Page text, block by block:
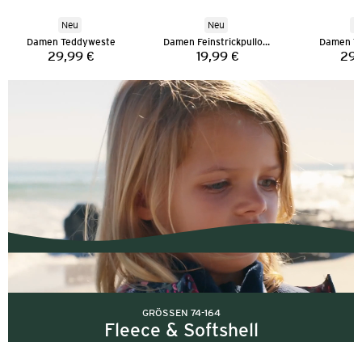
Neu
Damen Teddyweste
Preis:
29,99 €
Neu
Damen Feinstrickpullover
Preis:
19,99 €
Damen
GRÖSSEN 74-164
Fleece & Softshell